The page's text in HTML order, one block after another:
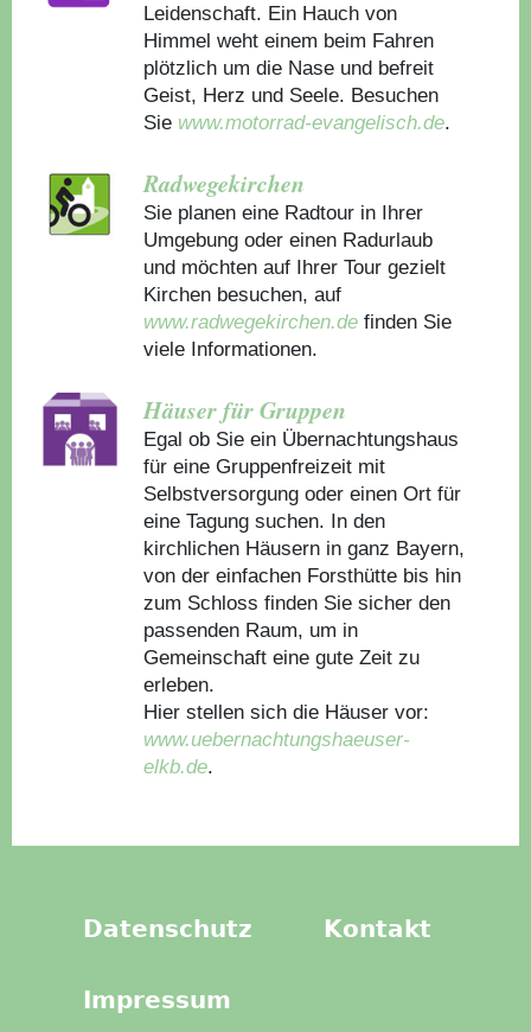
Leidenschaft. Ein Hauch von
Himmel weht einem beim Fahren
plötzlich um die Nase und befreit
Geist, Herz und Seele. Besuchen
Sie www.motorrad-evangelisch.de.
Radwegekirchen
Sie planen eine Radtour in Ihrer
Umgebung oder einen Radurlaub
und möchten auf Ihrer Tour gezielt
Kirchen besuchen, auf
www.radwegekirchen.de finden Sie
viele Informationen.
Häuser für Gruppen
Egal ob Sie ein Übernachtungshaus
für eine Gruppenfreizeit mit
Selbstversorgung oder einen Ort für
eine Tagung suchen. In den
kirchlichen Häusern in ganz Bayern,
von der einfachen Forsthütte bis hin
zum Schloss finden Sie sicher den
passenden Raum, um in
Gemeinschaft eine gute Zeit zu
erleben.
Hier stellen sich die Häuser vor:
www.uebernachtungshaeuser-
elkb.de.
Datenschutz Kontakt
Impressum